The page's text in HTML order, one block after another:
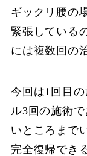
ギックリ腰の
緊張している
には複数回の
今回は1回目
ル3回の施術
いところまで
完全復帰でき